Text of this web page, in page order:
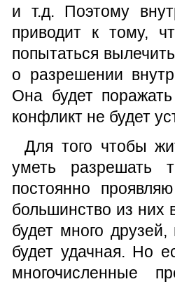
и т.д. Поэтому
приводит к тому,
попытаться
о разрешении
Она будет
конфликт не будет
Для того чтобы
уметь
постоянно
большинство из них
будет много
будет удачная. Но
многочисленные